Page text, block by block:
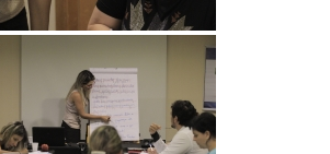
[SHOW SLIDESHOW]